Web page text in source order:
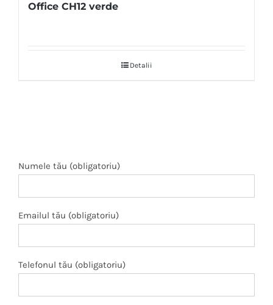
Office CH12 verde
Detalii
Numele tău (obligatoriu)
Emailul tău (obligatoriu)
Telefonul tău (obligatoriu)